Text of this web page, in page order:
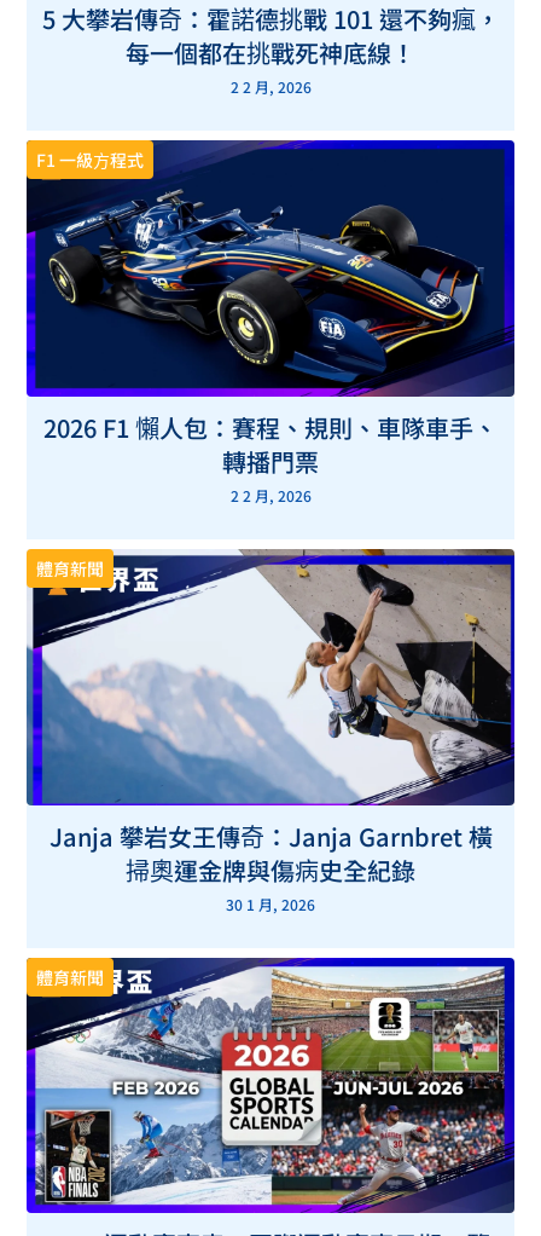
5 大攀岩傳奇：霍諾德挑戰 101 還不夠瘋，
每一個都在挑戰死神底線！
2 2 月, 2026
F1 一級方程式
2026 F1 懶人包：賽程、規則、車隊車手、
轉播門票
2 2 月, 2026
體育新聞
Janja 攀岩女王傳奇：Janja Garnbret 橫
掃奧運金牌與傷病史全紀錄
30 1 月, 2026
體育新聞